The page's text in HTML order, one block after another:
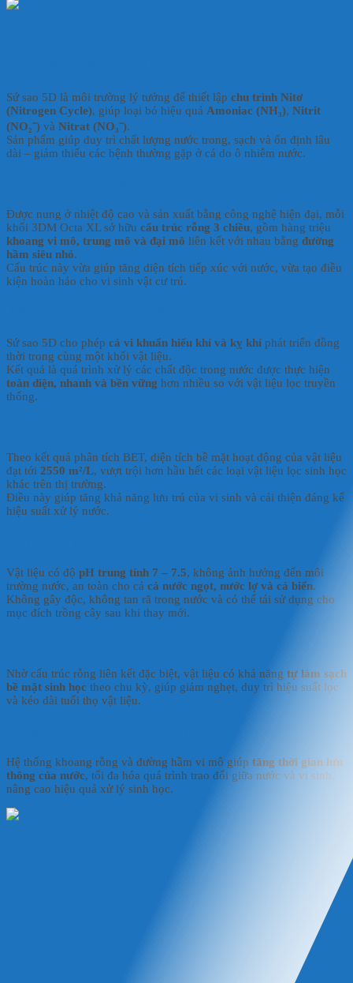
Sứ sao 5D là môi trường lý tưởng để thiết lập chu trình Nitơ
(Nitrogen Cycle), giúp loại bỏ hiệu quả Amoniac (NH₃), Nitrit
(NO₂⁻) và Nitrat (NO₃⁻).
Sản phẩm giúp duy trì chất lượng nước trong, sạch và ổn định lâu
dài – giảm thiểu các bệnh thường gặp ở cá do ô nhiễm nước.
Được nung ở nhiệt độ cao và sản xuất bằng công nghệ hiện đại, mỗi
khối 3DM Octa XL sở hữu cấu trúc rỗng 3 chiều, gồm hàng triệu
khoang vi mô, trung mô và đại mô liên kết với nhau bằng đường
hầm siêu nhỏ.
Cấu trúc này vừa giúp tăng diện tích tiếp xúc với nước, vừa tạo điều
kiện hoàn hảo cho vi sinh vật cư trú.
Sứ sao 5D cho phép cả vi khuẩn hiếu khí và kỵ khí phát triển đồng
thời trong cùng một khối vật liệu.
Kết quả là quá trình xử lý các chất độc trong nước được thực hiện
toàn diện, nhanh và bền vững hơn nhiều so với vật liệu lọc truyền
thống.
Theo kết quả phân tích BET, diện tích bề mặt hoạt động của vật liệu
đạt tới 2550 m²/L, vượt trội hơn hầu hết các loại vật liệu lọc sinh học
khác trên thị trường.
Điều này giúp tăng khả năng lưu trú của vi sinh và cải thiện đáng kể
hiệu suất xử lý nước.
Vật liệu có độ pH trung tính 7 – 7.5, không ảnh hưởng đến môi
trường nước, an toàn cho cả cá nước ngọt, nước lợ và cá biển.
Không gây độc, không tan rã trong nước và có thể tái sử dụng cho
mục đích trồng cây sau khi thay mới.
Nhờ cấu trúc rỗng liên kết đặc biệt, vật liệu có khả năng tự làm sạch
bề mặt sinh học theo chu kỳ, giúp giảm nghẹt, duy trì hiệu suất lọc
và kéo dài tuổi thọ vật liệu.
Hệ thống khoang rỗng và đường hầm vi mô giúp tăng thời gian lưu
thông của nước, tối đa hóa quá trình trao đổi giữa nước và vi sinh,
nâng cao hiệu quả xử lý sinh học.